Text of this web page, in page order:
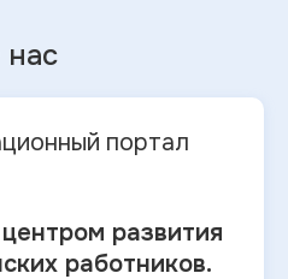
портал
развития
работников.